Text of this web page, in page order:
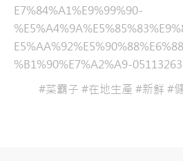
E7%84%A1%E9%99%90-
%B1%90%E7%A2%A9-
#菜霸子 #在地生產 #新鮮 #